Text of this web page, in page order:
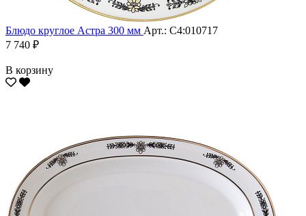
Блюдо круглое Астра 300 мм Арт.: С4:010717
7 740 ₽
В корзину